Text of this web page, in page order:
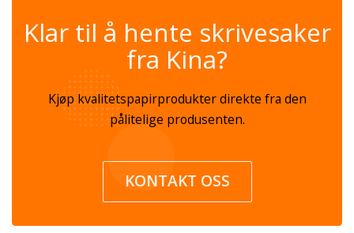
Klar til å hente skrivesaker
fra Kina?
Kjøp kvalitetspapirprodukter direkte fra den
pålitelige produsenten.
KONTAKT OSS